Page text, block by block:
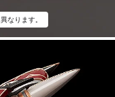
なります。